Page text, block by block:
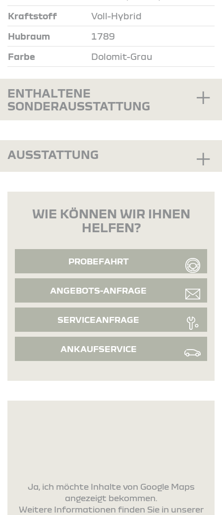
Kraftstoff Voll-Hybrid
Hubraum 1789
Farbe Dolomit-Grau
ENTHALTENE
SONDERAUSSTATTUNG
AUSSTATTUNG
WIE KÖNNEN WIR IHNEN
HELFEN?
PROBEFAHRT
ANGEBOTS-ANFRAGE
SERVICEANFRAGE
ANKAUFSERVICE
Ja, ich möchte Inhalte von Google Maps
angezeigt bekommen.
Weitere Informationen finden Sie in unserer